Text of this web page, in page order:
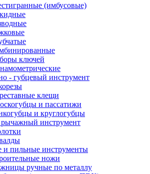
(имбусовые)
ключей
- губцевый инструмент
клещи
и пассатижи
и круглогубцы
рычажный инструмент
и пильные инструменты
ножи
ручные по металлу